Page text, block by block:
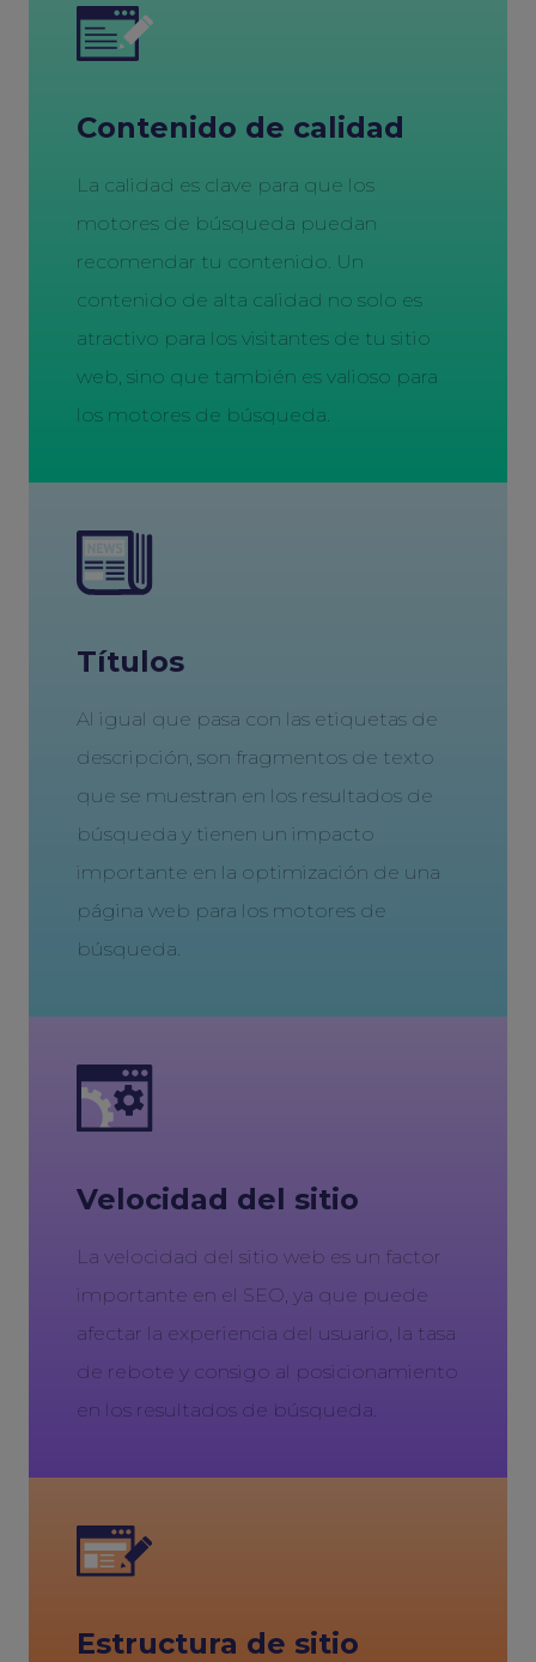
Contenido de calidad
La calidad es clave para que los
motores de búsqueda puedan
recomendar tu contenido. Un
contenido de alta calidad no solo es
atractivo para los visitantes de tu sitio
web, sino que también es valioso para
los motores de búsqueda.
Títulos
Al igual que pasa con las etiquetas de
descripción, son fragmentos de texto
que se muestran en los resultados de
búsqueda y tienen un impacto
importante en la optimización de una
página web para los motores de
búsqueda.
Velocidad del sitio
La velocidad del sitio web es un factor
importante en el SEO, ya que puede
afectar la experiencia del usuario, la tasa
de rebote y consigo al posicionamiento
en los resultados de búsqueda.
Estructura de sitio